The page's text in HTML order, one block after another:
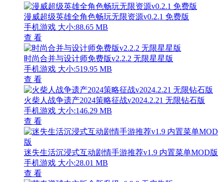
漫威超级英雄全角色畅玩无限资源v0.2.1 免费版
手机游戏 大小:88.65 MB
查 看
时尚合并与设计师免费版v2.2.2 无限星星版
手机游戏 大小:519.95 MB
查 看
火柴人战争遗产2024策略征战v2024.2.21 无限钻石版
手机游戏 大小:146.29 MB
查 看
迷失生活沉浸式互动剧情手游推荐v1.9 内置菜单MOD版
手机游戏 大小:28.01 MB
查 看